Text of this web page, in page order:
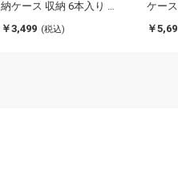
納ケース 収納 6本入り 高
パクト コレクション ビジ
￥3,499 (税込)
ケー
ト プ
￥